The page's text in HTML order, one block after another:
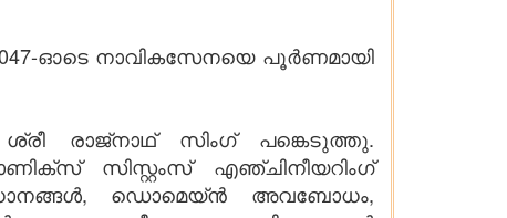
ഓടെ നാവികസേനയെ പൂർണമായി
രാജ്‌നാഥ് സിംഗ് പങ്കെടുത്തു.
സിസ്റ്റംസ് എഞ്ചിനീയറിംഗ്
ഡൊമെയ്ൻ അവബോധം,